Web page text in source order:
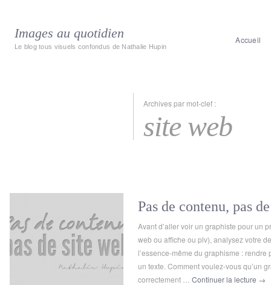
Images au quotidien
Le blog tous visuels confondus de Nathalie Hupin
Accueil
Archives par mot-clef :
site web
Pas de contenu, pas
Avant d’aller voir un graphiste pour un
web ou affiche ou plv), analysez votre
l’essence-même du graphisme :
un texte. Comment voulez-vous qu’un
correctement … Continuer la lecture →